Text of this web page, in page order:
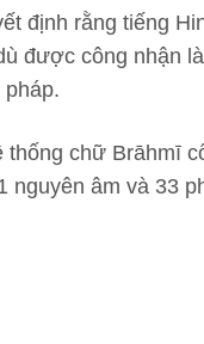
định rằng tiếng
được công nhận
chữ Brāhmī
âm và 33